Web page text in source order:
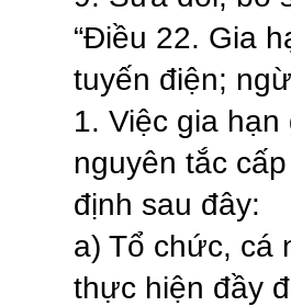
“Điều 22. Gia
tuyến điện;
1. Việc gia
nguyên tắc
định sau đây:
a) Tổ chức, cá
thực hiện đầy